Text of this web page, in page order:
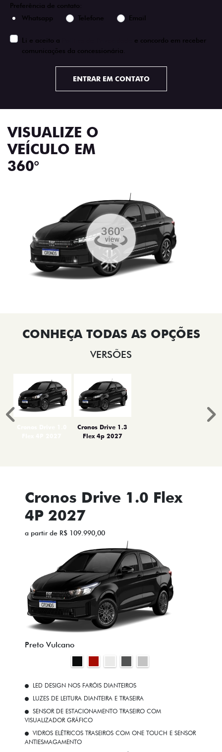
Preferência de contato:
Whatsapp
Telefone Email
Li e aceito a
e concordo em receber
comunicações da concessionária.
ENTRAR EM CONTATO
VISUALIZE O
VEÍCULO EM
360°
VERSÕES
Cronos Drive 1.3
Flex 4p 2027
Anterior
Cronos Drive 1.0 Flex
4P 2027
a partir de R$ 109.990,00
Preto Vulcano
LED DESIGN NOS FARÓIS DIANTEIROS
LUZES DE LEITURA DIANTEIRA E TRASEIRA
SENSOR DE ESTACIONAMENTO TRASEIRO COM
VISUALIZADOR GRÁFICO
VIDROS ELÉTRICOS TRASEIROS COM ONE TOUCH E SENSOR
ANTIESMAGAMENTO